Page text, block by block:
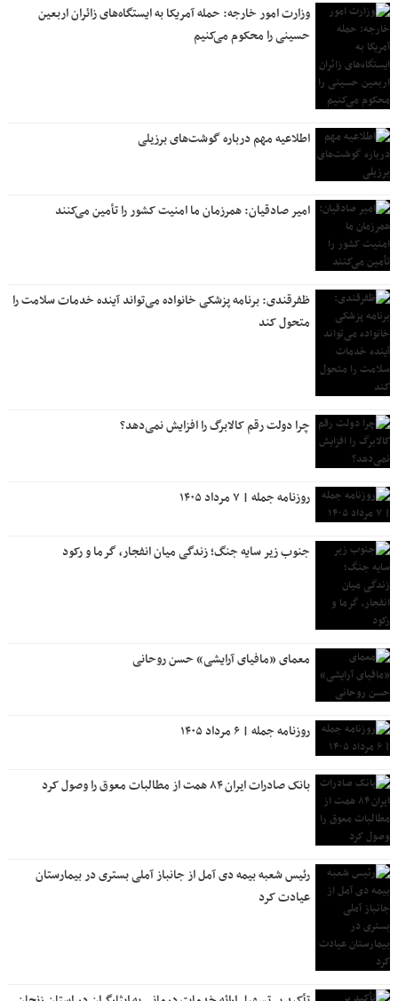
وزارت امور خارجه: حمله آمریکا به ایستگاه‌های زائران اربعین
حسینی را محکوم می‌کنیم
اطلاعیه مهم درباره گوشت‌های برزیلی
امیر صادقیان: همرزمان ما امنیت کشور را تأمین می‌کنند
ظفرقندی: برنامه پزشکی خانواده می‌تواند آینده خدمات سلامت را
متحول کند
چرا دولت رقم کالابرگ را افزایش نمی‌دهد؟
روزنامه جمله | ۷ مرداد ۱۴۰۵
جنوب زیر سایه جنگ؛ زندگی میان انفجار، گرما و رکود
معمای «مافیای آرایشی» حسن روحانی
روزنامه جمله | ۶ مرداد ۱۴۰۵
بانک صادرات ایران ۸۴ همت از مطالبات معوق را وصول کرد
رئیس شعبه بیمه دی آمل از جانباز آملی بستری در بیمارستان
عیادت کرد